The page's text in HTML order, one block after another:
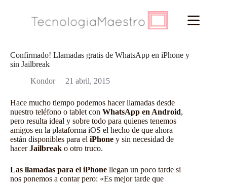
Confirmado! Llamadas gratis de WhatsApp en iPhone y
sin Jailbreak
Kondor
21 abril, 2015
Hace mucho tiempo podemos hacer llamadas desde
nuestro teléfono o tablet con WhatsApp en Android,
pero resulta ideal y sobre todo para quienes tenemos
amigos en la plataforma iOS el hecho de que ahora
están disponibles para el iPhone y sin necesidad de
hacerJailbreak o otro truco.
Las llamadas para el iPhone llegan un poco tarde si
nos ponemos a contar pero: «Es mejor tarde que